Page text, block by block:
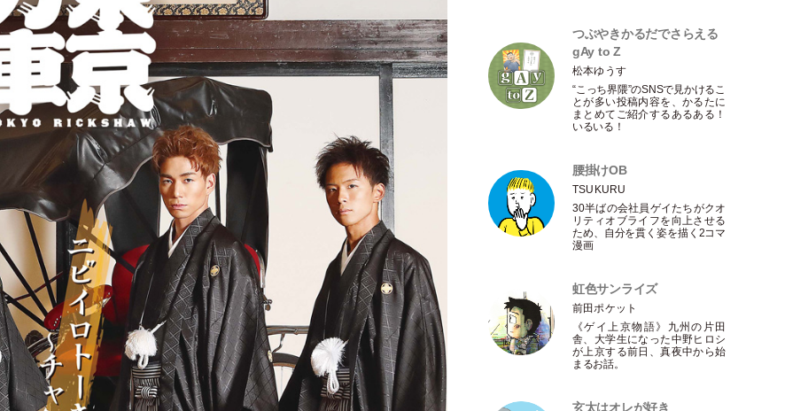
つぶやきかるだでさらえる
gAy to Z
松本ゆうす
“こっち界隈”のSNSで見かけるこ
とが多い投稿内容を、かるたに
まとめてご紹介するあるある！
いるいる！
腰掛けOB
TSUKURU
30半ばの会社員ゲイたちがクオ
リティオブライフを向上させる
ため、自分を貫く姿を描く2コマ
漫画
虹色サンライズ
前田ポケット
《ゲイ上京物語》九州の片田
舎、大学生になった中野ヒロシ
が上京する前日、真夜中から始
まるお話。
玄太はオレが好き